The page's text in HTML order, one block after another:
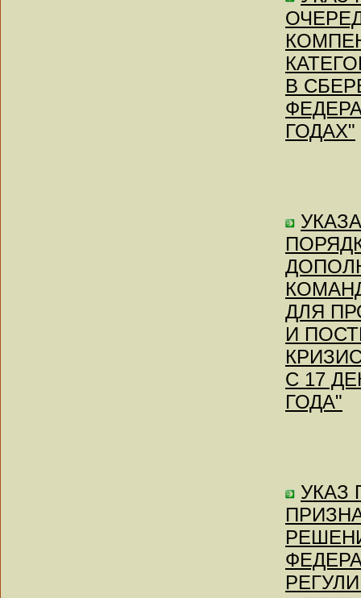
В
ГОДАХ"
ДЛЯ
И
С 17
ГОДА"
УКАЗ